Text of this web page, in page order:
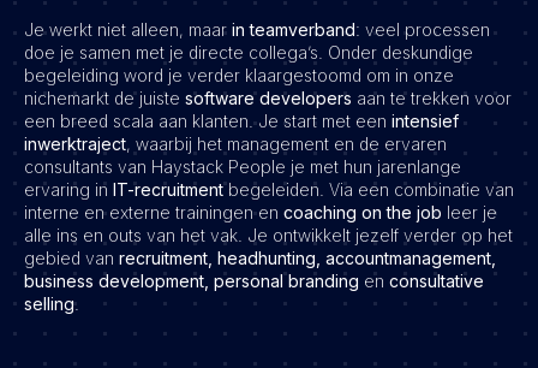
Je werkt niet alleen, maar in teamverband: veel processen
doe je samen met je directe collega’s. Onder deskundige
begeleiding word je verder klaargestoomd om in onze
nichemarkt de juiste software developers aan te trekken voor
een breed scala aan klanten. Je start met een intensief
inwerktraject, waarbij het management en de ervaren
consultants van Haystack People je met hun jarenlange
ervaring in IT-recruitmentbegeleiden. Via een combinatie van
interne en externe trainingen en coaching on the job leer je
alle ins en outs van het vak. Je ontwikkelt jezelf verder op het
gebied van recruitment, headhunting, accountmanagement,
business development, personal branding en consultative
selling.